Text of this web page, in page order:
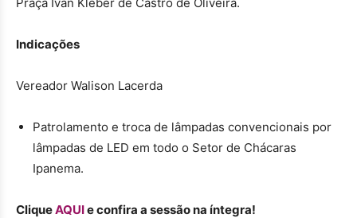
Indicações
Vereador Walison Lacerda
Patrolamento e troca de lâmpadas convencionais por
lâmpadas de LED em todo o Setor de Chácaras
Ipanema.
CliqueAQUIe confira a sessão na íntegra!